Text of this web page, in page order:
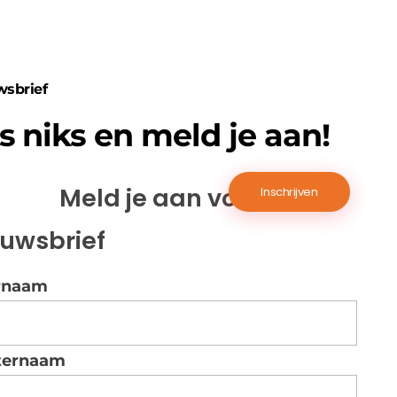
niks en meld je aan!
Meld je aan voor de